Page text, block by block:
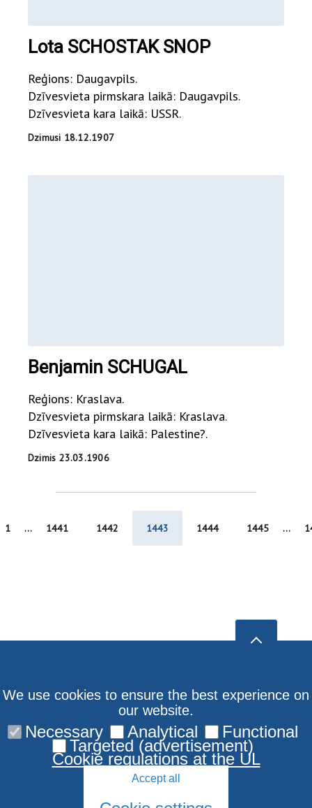
Lota SCHOSTAK SNOP
Reģions: Daugavpils.
Dzīvesvieta pirmskara laikā: Daugavpils.
Dzīvesvieta kara laikā: USSR.
Dzimusi 18.12.1907
Benjamin SCHUGAL
Reģions: Kraslava.
Dzīvesvieta pirmskara laikā: Kraslava.
Dzīvesvieta kara laikā: Palestine?.
Dzimis 23.03.1906
1 ... 1441 1442 1443 1444 1445 ...
We use cookies to ensure the best experience on
our website.
Necessary Analytical Functional
Targeted (advertisement)
Cookie regulations at the UL
Accept all